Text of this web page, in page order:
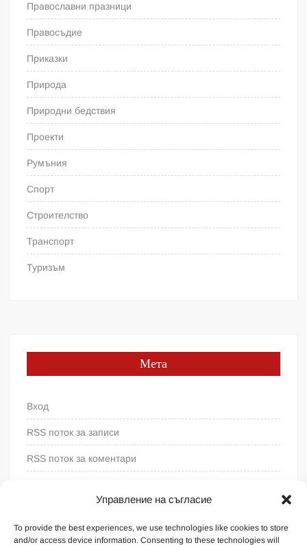
Управление на съгласие
To provide the best experiences, we use technologies like cookies to store
and/or access device information. Consenting to these technologies will
Православни празници
Правосъдие
Приказки
Природа
Природни бедствия
Проекти
Румъния
Спорт
Строителство
Транспорт
Туризъм
Мета
Вход
RSS поток за записи
RSS поток за коментари